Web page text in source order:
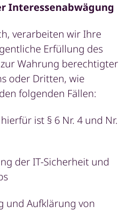
Interessenabwägung
verarbeiten wir Ihre
Erfüllung des
Wahrung berechtigter
oder Dritten, wie
folgenden Fällen:
ist § 6 Nr. 4 und Nr.
der IT-Sicherheit und
und Aufklärung von